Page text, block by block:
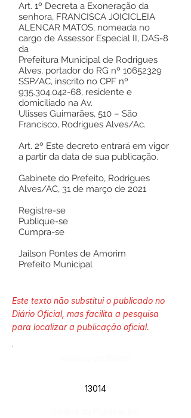
Art. 1º Decreta a Exoneração da
senhora, FRANCISCA JOICICLEIA
ALENCAR MATOS, nomeada no
cargo de Assessor Especial II, DAS-8
da
Prefeitura Municipal de Rodrigues
Alves, portador do RG nº 10652329
SSP/AC, inscrito no CPF nº
935.304.042-68, residente e
domiciliado na Av.
Ulisses Guimarães, 510 – São
Francisco, Rodrigues Alves/Ac.
Art. 2º Este decreto entrará em vigor
a partir da data de sua publicação.
Gabinete do Prefeito, Rodrigues
Alves/AC, 31 de março de 2021
Registre-se
Publique-se
Cumpra-se
Jailson Pontes de Amorim
Prefeito Municipal
Este texto não substitui o publicado no
Diário Oficial, mas facilita a pesquisa
para localizar a publicação oficial.
13014